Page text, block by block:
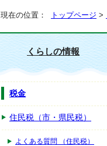
現在の位置： トップページ >
くらしの情報
税金
住民税（市・県民税）
よくある質問 （住民税）